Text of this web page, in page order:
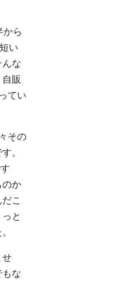
から
い
んな
販
てい
その
。
のか
こ
と
せ
もな